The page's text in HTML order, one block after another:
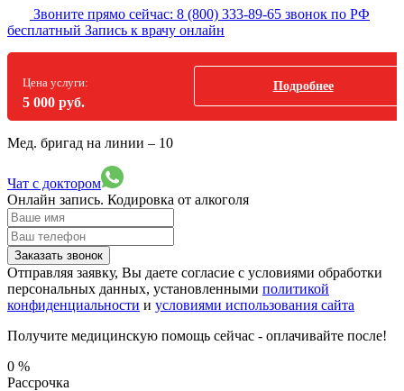
Звоните прямо сейчас: 8 (800) 333-89-65 звонок по РФ
бесплатный Запись к врачу онлайн
Цена услуги:
5 000 руб.
Подробнее
Мед. бригад на линии – 10
Чат с доктором
Онлайн запись. Кодировка от алкоголя
Заказать звонок
Отправляя заявку, Вы даете согласие с условиями обработки
персональных данных, установленными политикой
конфиденциальности и условиями использования сайта
Получите медицинскую помощь сейчас - оплачивайте после!
0 %
Рассрочка